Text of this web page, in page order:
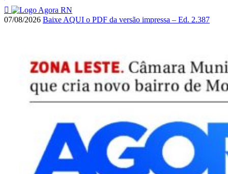
07/08/2026 Baixe AQUI o PDF da versão impressa – Ed. 2.387